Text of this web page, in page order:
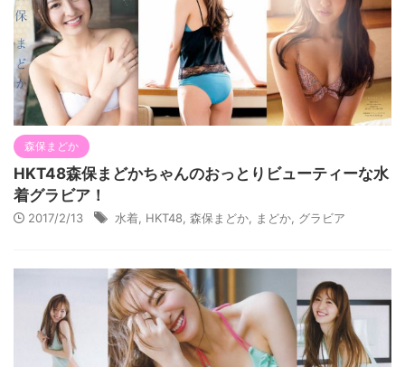
森保まどか
HKT48森保まどかちゃんのおっとりビューティーな水
着グラビア！
2017/2/13 水着 HKT48 森保まどか まどか グラビア